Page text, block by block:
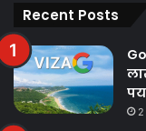
Recent Posts